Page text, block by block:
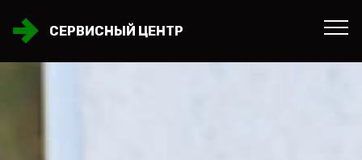
СЕРВИСНЫЙ ЦЕНТР